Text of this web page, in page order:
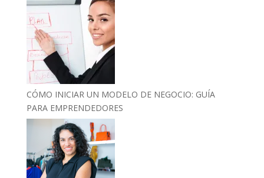
CÓMO INICIAR UN MODELO DE NEGOCIO: GUÍA
PARA EMPRENDEDORES